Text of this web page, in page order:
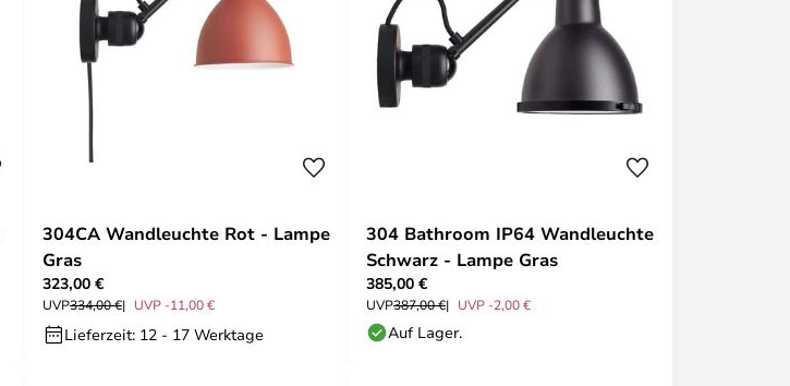
304CA Wandleuchte Rot - Lampe
Gras
323,00 €
UVP334,00 € UVP -11,00 €
Lieferzeit: 12 - 17 Werktage
304 Bathroom IP64 Wandleuchte
Schwarz - Lampe Gras
385,00 €
UVP387,00 € UVP -2,00 €
Auf Lager.